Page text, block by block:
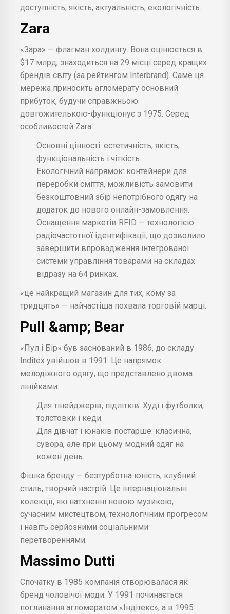
доступність, якість, актуальність, екологічність.
Zara
«Зара» — флагман холдингу. Вона оцінюється в
$17 млрд, знаходиться на 29 місці серед кращих
брендів світу (за рейтингом Interbrand). Саме ця
мережа приносить агломерату основний
прибуток, будучи справжньою
довгожителькою-функціонує з 1975. Серед
особливостей Zara:
Основні цінності: естетичність, якість,
функціональність і чіткість.
Екологічний напрямок: контейнери для
переробки сміття, можливість замовити
безкоштовний збір непотрібного одягу на
додаток до нового онлайн-замовлення.
Оснащення маркетів RFID — технологією
радіочастотної ідентифікації, що дозволило
завершити впровадження інтегрованої
системи управління товарами на складах
відразу на 64 ринках.
«це найкращий магазин для тих, кому за
тридцять» — найчастіша похвала торговій марці.
Pull &amp; Bear
«Пул і Бір» був заснований в 1986, до складу
Inditex увійшов в 1991. Це напрямок
молодіжного одягу, що представлено двома
лінійками:
Для тінейджерів, підлітків: Худі і футболки,
толстовки і кеди.
Для дівчат і юнаків постарше: класична,
сувора, але при цьому модний одяг на
кожен день.
Фішка бренду — безтурботна юність, клубний
стиль, творчий настрій. Це інтернаціональні
колекції, які натхненні новою музикою,
сучасним мистецтвом, технологічним прогресом
і навіть серйозними соціальними
перетвореннями.
Massimo Dutti
Спочатку в 1985 компанія створювалася як
бренд чоловічої моди. У 1991 починається
поглинання агломератом «Індітекс», а в 1995